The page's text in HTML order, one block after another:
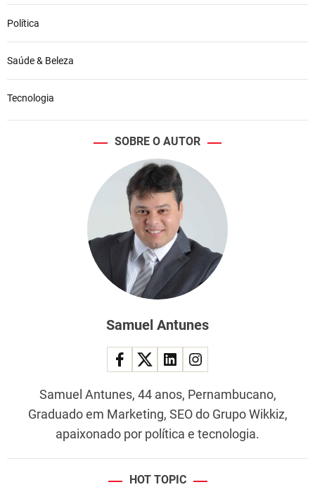
Política
Saúde & Beleza
Tecnologia
SOBRE O AUTOR
Samuel Antunes
Samuel Antunes, 44 anos, Pernambucano,
Graduado em Marketing, SEO do Grupo Wikkiz,
apaixonado por política e tecnologia.
HOT TOPIC